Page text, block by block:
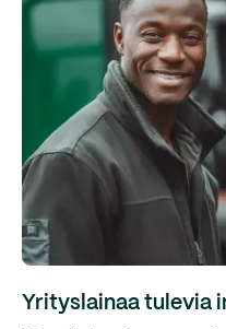
Yrityslainaa tulevia